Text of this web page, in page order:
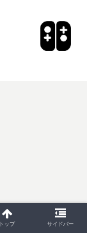
トップ サイドバー